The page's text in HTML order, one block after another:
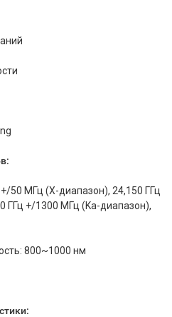
50 МГц (X-диапазон), 24,150 ГГц
ГГц +/1300 МГц (Ka-диапазон),
800~1000 нм